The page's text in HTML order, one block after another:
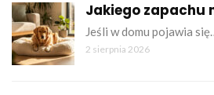
Jakiego zapachu
Jeśli w domu pojawia
2 sierpnia 2026